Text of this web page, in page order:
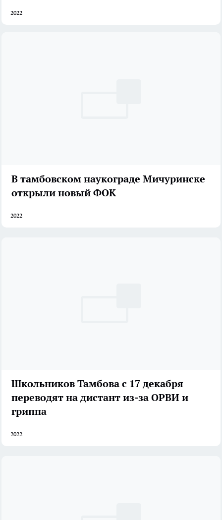
2022
В тамбовском наукограде Мичуринске
открыли новый ФОК
2022
Школьников Тамбова с 17 декабря
переводят на дистант из-за ОРВИ и
гриппа
2022